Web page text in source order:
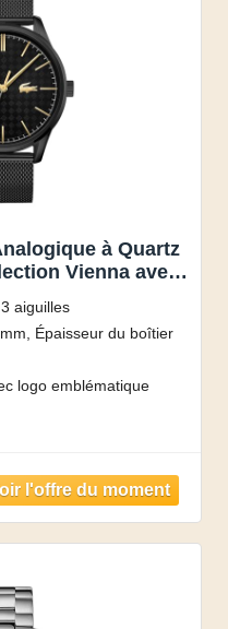
à Quartz
Vienna avec
aiguilles
Épaisseur du boîtier
logo emblématique
Peut être portée sous la